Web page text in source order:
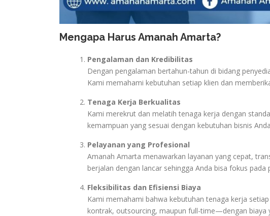
Mengapa Harus Amanah Amarta?
Pengalaman dan Kredibilitas
Dengan pengalaman bertahun-tahun di bidang
Kami memahami kebutuhan setiap klien dan
Tenaga Kerja Berkualitas
Kami merekrut dan melatih tenaga kerja dengan
kemampuan yang sesuai dengan kebutuhan bisnis
Pelayanan yang Profesional
Amanah Amarta menawarkan layanan yang cepat,
berjalan dengan lancar sehingga Anda bisa fokus pada
Fleksibilitas dan Efisiensi Biaya
Kami memahami bahwa kebutuhan tenaga kerja
kontrak, outsourcing, maupun full-time—dengan biaya